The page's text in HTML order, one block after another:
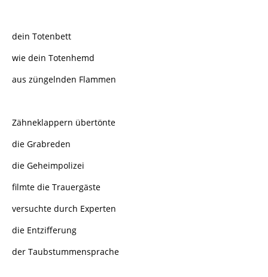
dein Totenbett
wie dein Totenhemd
aus züngelnden Flammen
Zähneklappern übertönte
die Grabreden
die Geheimpolizei
filmte die Trauergäste
versuchte durch Experten
die Entzifferung
der Taubstummensprache